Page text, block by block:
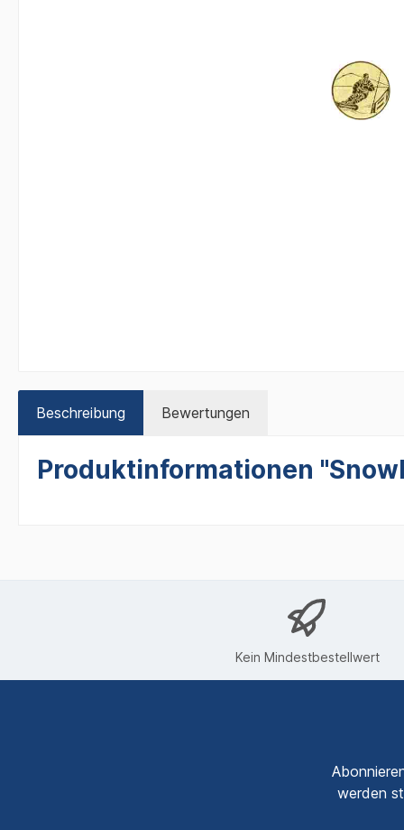
Beschreibung Bewertungen
Produktinformationen
Kein Mindestbestellwert
werden